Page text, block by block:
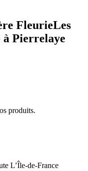
FleurieLes
Pierrelaye
produits.
L’Île-de-France